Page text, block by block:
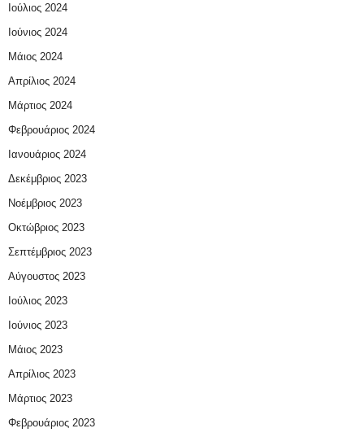
Ιούλιος 2024
Ιούνιος 2024
Μάιος 2024
Απρίλιος 2024
Μάρτιος 2024
Φεβρουάριος 2024
Ιανουάριος 2024
Δεκέμβριος 2023
Νοέμβριος 2023
Οκτώβριος 2023
Σεπτέμβριος 2023
Αύγουστος 2023
Ιούλιος 2023
Ιούνιος 2023
Μάιος 2023
Απρίλιος 2023
Μάρτιος 2023
Φεβρουάριος 2023